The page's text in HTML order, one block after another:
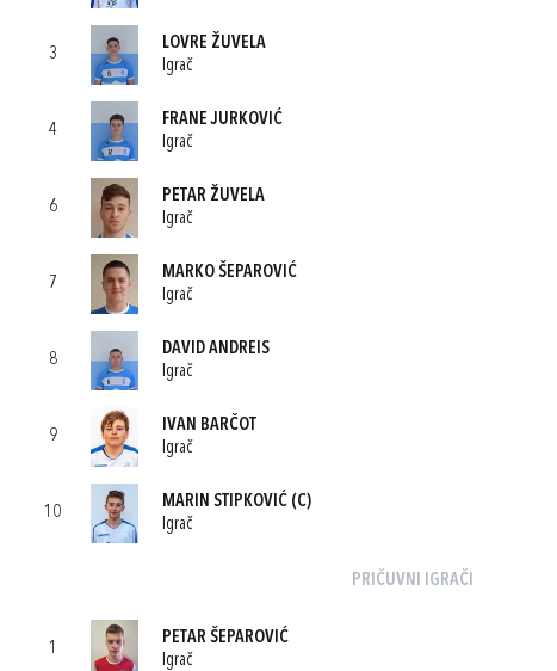
3
LOVRE ŽUVELA
Igrač
4
FRANE JURKOVIĆ
Igrač
6
PETAR ŽUVELA
Igrač
7
MARKO ŠEPAROVIĆ
Igrač
8
DAVID ANDREIS
Igrač
9
IVAN BARČOT
Igrač
10
MARIN STIPKOVIĆ (C)
Igrač
PRIČUVNI IGRAČI
1
PETAR ŠEPAROVIĆ
Igrač